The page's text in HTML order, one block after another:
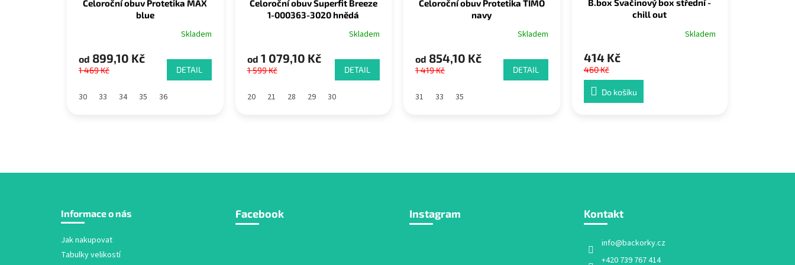
Celoroční obuv Protetika MAX
blue
Skladem
od 899,10 Kč
1 469 Kč DETAIL
30 33 34 35 36
Celoroční obuv Superfit Breeze
1-000363-3020 hnědá
Skladem
od 1 079,10 Kč
1 599 Kč DETAIL
20 21 28 29 30
Celoroční obuv Protetika TIMO
navy
Skladem
od 854,10 Kč
1 419 Kč DETAIL
31 33 35
B.box Svačinový box střední -
chill out
Skladem
414 Kč
460 Kč
Do košíku
Informace o nás
Jak nakupovat
Tabulky velikostí
Facebook Instagram Kontakt
info@backorky.cz
+420 739 767 414